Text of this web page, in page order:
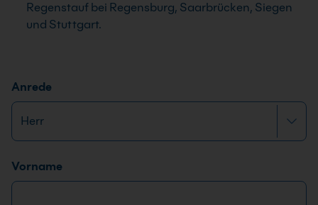
Regenstauf bei Regensburg, Saarbrücken, Siegen
und Stuttgart.
Anrede
Name*
Vorname